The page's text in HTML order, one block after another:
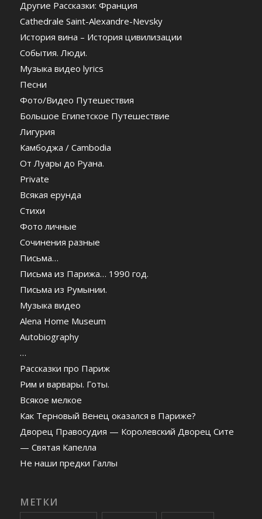
Другие Рассказки: Франция
Cathedrale Saint-Alexandre-Nevsky
История вина – История цивилизации
События. Люди.
Музыка видео lyrics
Песни
Фото/Видео Путешествия
Большое Египетское Путешествие
Лигурия
Камбоджа / Cambodia
От Луары до Руана.
Private
Всякая ерунда
Стихи
Фото личные
Сочинения разные
Письма…
Письма из Парижа… 1990 год.
Письма из Румынии.
Музыка видео
Alena Home Museum
Autobiography
…
Рассказки про Париж
Рим и варвары. Готы.
Всякое мелкое
Как Терновый Венец оказался в Париже?
Дворец Правосудия — Королевский Дворец Сите
— Святая Капелла
Не наши предки Галлы
МЕТКИ